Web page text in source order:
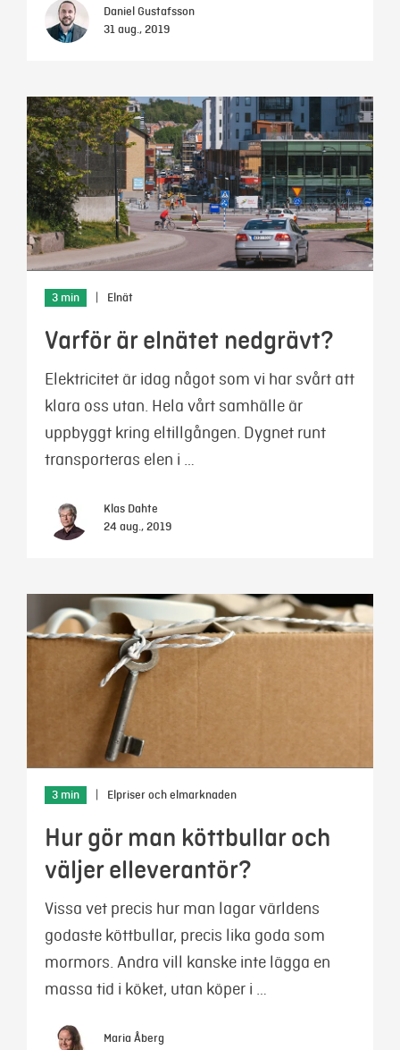
Daniel Gustafsson
31 aug., 2019
3 min Elnät
Varför är elnätet nedgrävt?
Elektricitet är idag något som vi har svårt att
klara oss utan. Hela vårt samhälle är
uppbyggt kring eltillgången. Dygnet runt
transporteras elen i …
Klas Dahte
24 aug., 2019
3 min Elpriser och elmarknaden
Hur gör man köttbullar och
väljer elleverantör?
Vissa vet precis hur man lagar världens
godaste köttbullar, precis lika goda som
mormors. Andra vill kanske inte lägga en
massa tid i köket, utan köper i …
Maria Åberg